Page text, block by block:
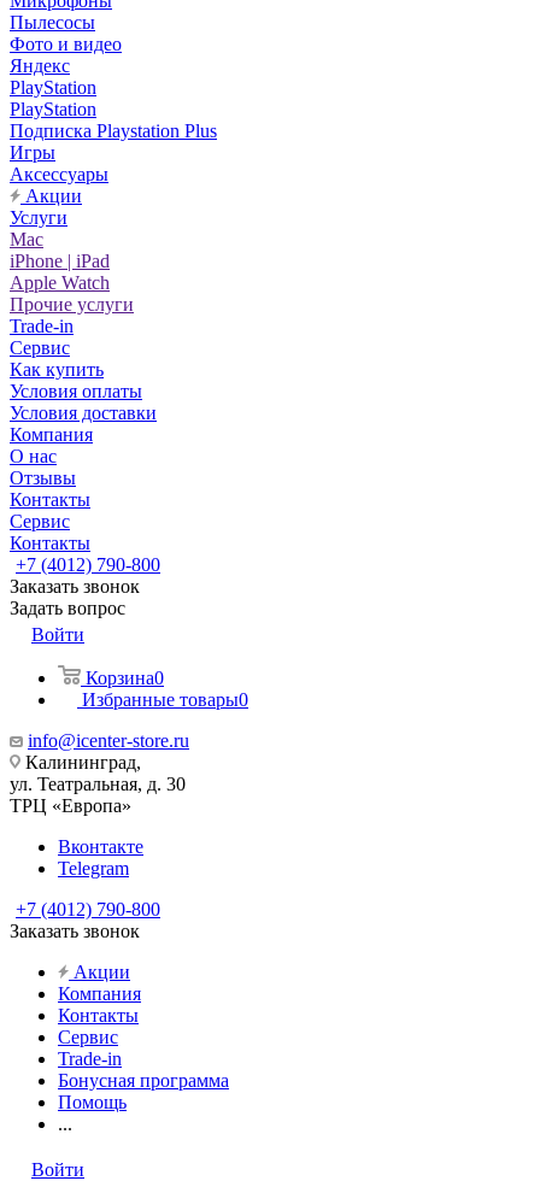
Пылесосы
Фото и видео
Яндекс
PlayStation
PlayStation
Подписка Playstation Plus
Игры
Аксессуары
Акции
Услуги
Mac
iPhone | iPad
Apple Watch
Прочие услуги
Trade-in
Сервис
Как купить
Условия оплаты
Условия доставки
Компания
О нас
Отзывы
Контакты
Сервис
Контакты
+7 (4012) 790-800
Заказать звонок
Задать вопрос
Войти
Корзина0
Избранные товары0
info@icenter-store.ru
Калининград,
ул. Театральная, д. 30
ТРЦ «Европа»
Вконтакте
Telegram
+7 (4012) 790-800
Заказать звонок
Акции
Компания
Контакты
Сервис
Trade-in
Бонусная программа
Помощь
...
Войти